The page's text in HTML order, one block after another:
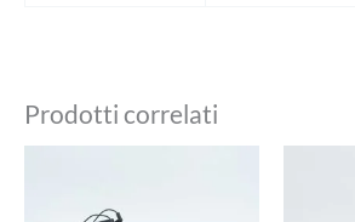
Prodotti correlati
ha